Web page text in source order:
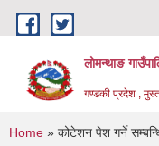
Skip to main content
लोमन्थाङ
गण्डकी प्रदेश ,
You are
Home » कोटेशन पेश गर्ने